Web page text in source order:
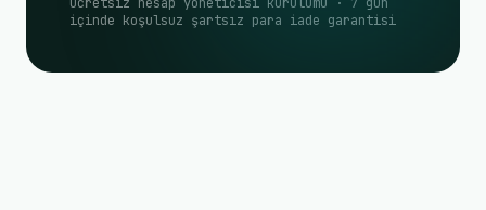
içinde koşulsuz şartsız para iade garantisi